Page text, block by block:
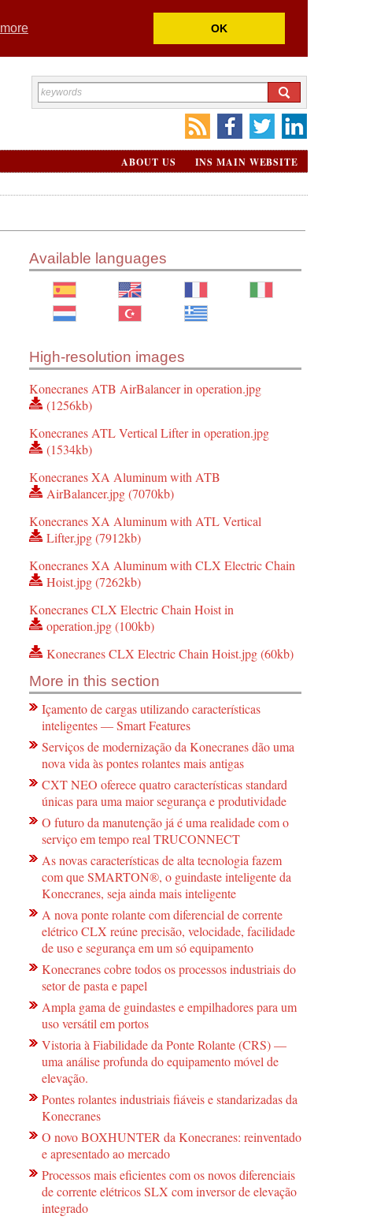
OK
INS MAIN WEBSITE
ABOUT US
Available languages
High-resolution images
Konecranes ATB AirBalancer in operation.jpg
(1256kb)
Konecranes ATL Vertical Lifter in operation.jpg
(1534kb)
Konecranes XA Aluminum with ATB
AirBalancer.jpg (7070kb)
Konecranes XA Aluminum with ATL Vertical
Lifter.jpg (7912kb)
Konecranes XA Aluminum with CLX Electric Chain
Hoist.jpg (7262kb)
Konecranes CLX Electric Chain Hoist in
operation.jpg (100kb)
Konecranes CLX Electric Chain Hoist.jpg (60kb)
More in this section
Içamento de cargas utilizando características
inteligentes ― Smart Features
Serviços de modernização da Konecranes dão uma
nova vida às pontes rolantes mais antigas
CXT NEO oferece quatro características standard
únicas para uma maior segurança e produtividade
O futuro da manutenção já é uma realidade com o
serviço em tempo real TRUCONNECT
As novas características de alta tecnologia fazem
com que SMARTON®, o guindaste inteligente da
Konecranes, seja ainda mais inteligente
A nova ponte rolante com diferencial de corrente
elétrico CLX reúne precisão, velocidade, facilidade
de uso e segurança em um só equipamento
Konecranes cobre todos os processos industriais do
setor de pasta e papel
Ampla gama de guindastes e empilhadores para um
uso versátil em portos
Vistoria à Fiabilidade da Ponte Rolante (CRS) —
uma análise profunda do equipamento móvel de
elevação.
Pontes rolantes industriais fiáveis e standarizadas da
Konecranes
O novo BOXHUNTER da Konecranes: reinventado
e apresentado ao mercado
Processos mais eficientes com os novos diferenciais
de corrente elétricos SLX com inversor de elevação
integrado